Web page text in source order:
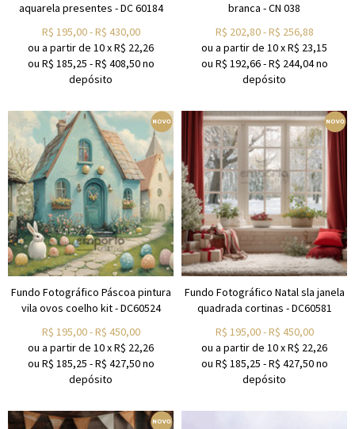
aquarela presentes - DC 60184
R$ 195,00-R$ 430,00
ou a partir de 10xR$ 22,26
ou R$ 185,25 -R$ 408,50no
depósito
branca - CN 038
R$ 202,80-R$ 256,88
ou a partir de 10xR$ 23,15
ou R$ 192,66-R$ 244,04no
depósito
Fundo Fotográfico Páscoa pintura
vila ovos coelho kit - DC60524
R$ 195,00-R$ 450,00
ou a partir de 10xR$ 22,26
ou R$ 185,25 -R$ 427,50no
depósito
Fundo Fotográfico Natal sla janela
quadrada cortinas - DC60581
R$ 195,00-R$ 450,00
ou a partir de 10xR$ 22,26
ou R$ 185,25 -R$ 427,50no
depósito